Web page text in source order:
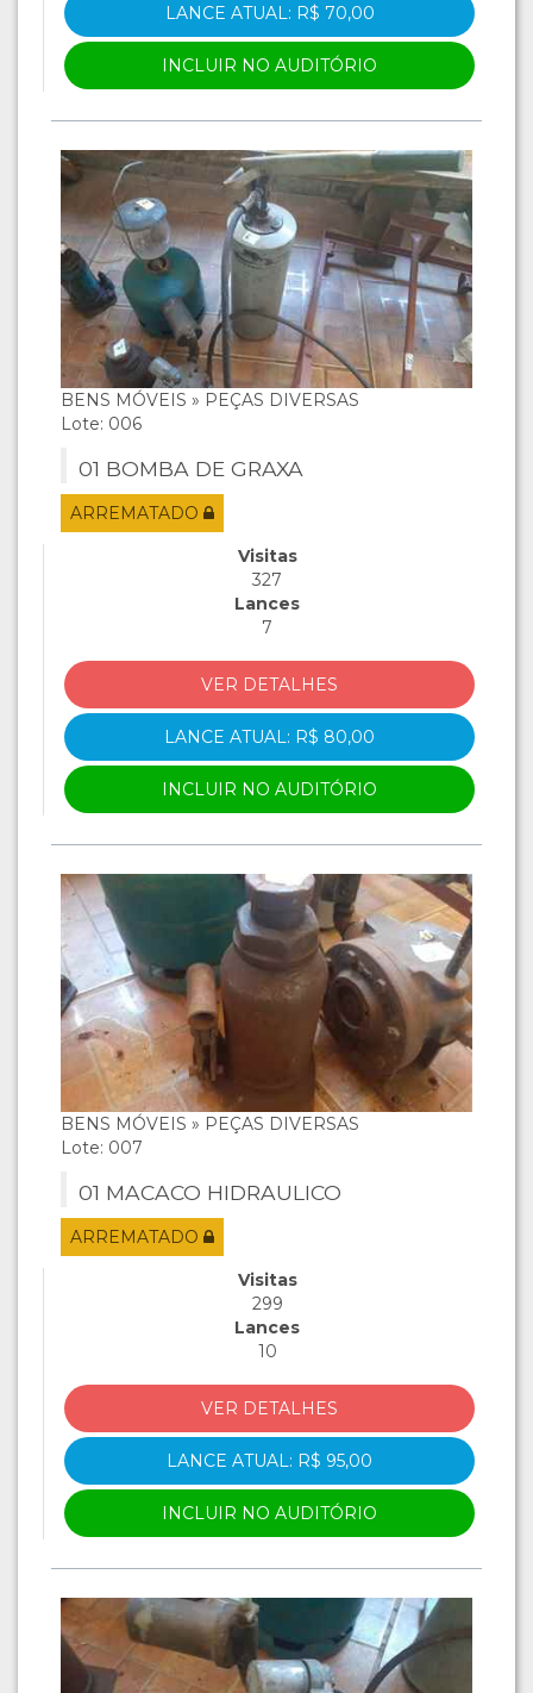
LANCE ATUAL: R$ 70,00
INCLUIR NO AUDITÓRIO
BENS MÓVEIS » PEÇAS DIVERSAS
Lote: 006
01 BOMBA DE GRAXA
ARREMATADO
Visitas
327
Lances
7
VER DETALHES
LANCE ATUAL: R$ 80,00
INCLUIR NO AUDITÓRIO
BENS MÓVEIS » PEÇAS DIVERSAS
Lote: 007
01 MACACO HIDRAULICO
ARREMATADO
Visitas
299
Lances
10
VER DETALHES
LANCE ATUAL: R$ 95,00
INCLUIR NO AUDITÓRIO